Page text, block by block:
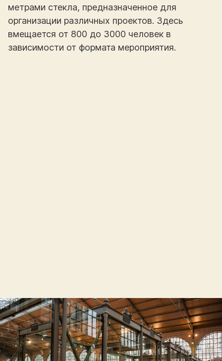
метрами стекла, предназначенное для
организации различных проектов. Здесь
вмещается от 800 до 3000 человек в
зависимости от формата мероприятия.